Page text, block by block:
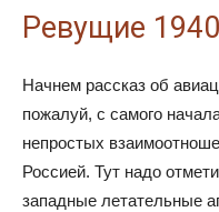
Ревущие
Начнем рассказ об
пожалуй, с самого
непростых
Россией. Тут надо
западные летательные